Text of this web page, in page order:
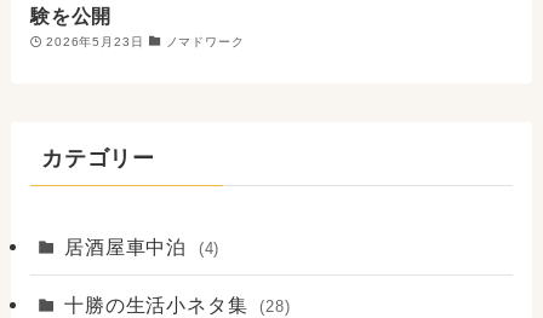
験を公開
2026年5月23日 ノマドワーク
カテゴリー
居酒屋車中泊 (4)
十勝の生活小ネタ集 (28)